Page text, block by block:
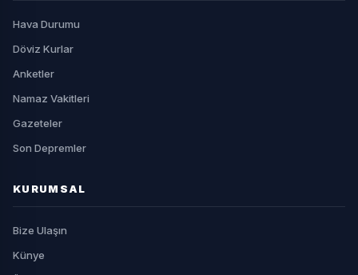
Hava Durumu
Döviz Kurlar
Anketler
Namaz Vakitleri
Gazeteler
Son Depremler
KURUMSAL
Bize Ulaşın
Künye